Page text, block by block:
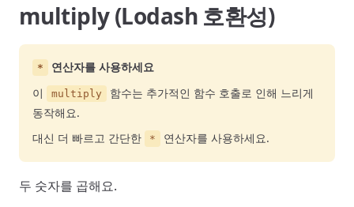
multiply (Lodash 호환성)
*
연산자를 사용하세요
이
multiply
함수는 추가적인 함수 호출로 인해 느리게
동작해요.
대신 더 빠르고 간단한
* 연산자를 사용하세요.
두 숫자를 곱해요.